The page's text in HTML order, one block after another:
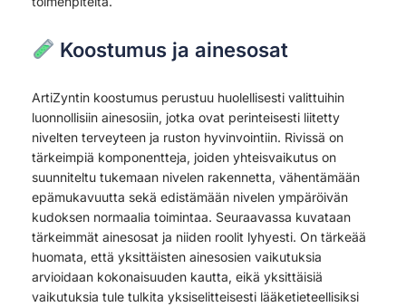
Koostumus ja ainesosat
ArtiZyntin koostumus perustuu huolellisesti valittuihin
luonnollisiin ainesosiin, jotka ovat perinteisesti liitetty
nivelten terveyteen ja ruston hyvinvointiin. Rivissä on
tärkeimpiä komponentteja, joiden yhteisvaikutus on
suunniteltu tukemaan nivelen rakennetta, vähentämään
epämukavuutta sekä edistämään nivelen ympäröivän
kudoksen normaalia toimintaa. Seuraavassa kuvataan
tärkeimmät ainesosat ja niiden roolit lyhyesti. On tärkeää
huomata, että yksittäisten ainesosien vaikutuksia
arvioidaan kokonaisuuden kautta, eikä yksittäisiä
vaikutuksia tule tulkita yksiselitteisesti lääketieteellisiksi